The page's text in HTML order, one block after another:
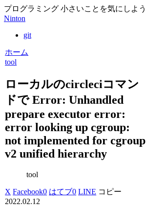
プログラミング 小さいことを気にしよう
Ninton
git
ホーム
tool
ローカルのcircleciコマン
ドで Error: Unhandled
prepare executor error:
error looking up cgroup:
not implemented for cgroup
v2 unified hierarchy
tool
X Facebook0 はてブ0 LINE コピー
2022.02.12